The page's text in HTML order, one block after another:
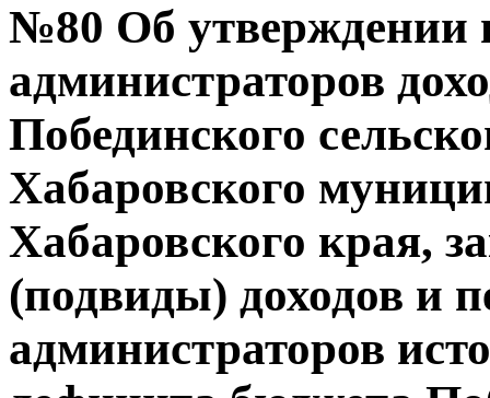
№80 Об утверждении
администраторов
Побединского
Хабаровского
Хабаровского края,
(подвиды) доходов и
администраторов